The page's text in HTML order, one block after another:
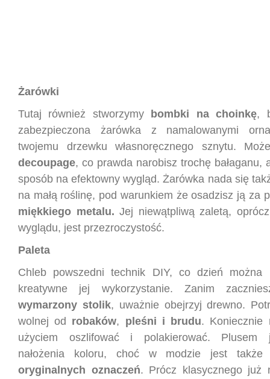
Żarówki
Tutaj również stworzymy
bombki na choinkę,
zabezpieczona żarówka z namalowanymi
twojemu drzewku własnoręcznego sznytu.
decoupage, co prawda narobisz trochę bałaganu,
sposób na efektowny wygląd. Żarówka nada się
na małą roślinę, pod warunkiem że osadzisz ją za
miękkiego metalu. Jej niewątpliwą zaletą,
wyglądu, jest przezroczystość.
Paleta
Chleb powszedni technik DIY, co dzień można
kreatywne jej wykorzystanie. Zanim
wymarzony stolik, uważnie obejrzyj drewno.
wolnej od robaków, pleśni i brudu. Koniecznie
użyciem oszlifować i polakierować. Plusem
nałożenia koloru, choć w modzie jest
oryginalnych oznaczeń. Prócz klasycznego już